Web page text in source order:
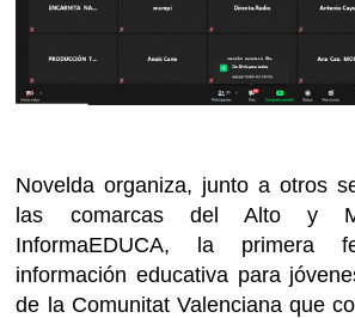
Novelda organiza, junto a otros
las comarcas del Alto y
InformaEDUCA, la primera
información educativa para
de la Comunitat Valenciana que